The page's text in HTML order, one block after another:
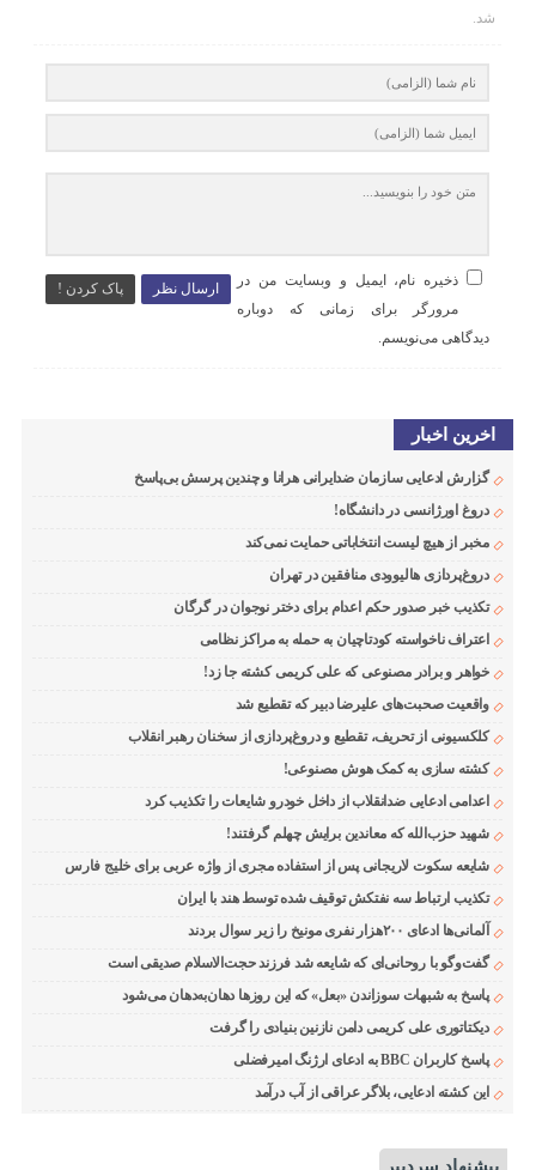
شد.
ارسال نظر پاک کردن !
ذخیره نام، ایمیل و وبسایت من در
مرورگر برای زمانی که دوباره
دیدگاهی می‌نویسم.
اخرین اخبار
گزارش ادعایی سازمان ضدایرانی هرانا و چندین پرسش بی‌پاسخ
دروغ اورژانسی در دانشگاه!
مخبر از هیچ لیست انتخاباتی حمایت نمی‌کند
دروغ‌پردازی هالیوودی منافقین در تهران
تکذیب خبر صدور حکم اعدام برای دختر نوجوان در گرگان
اعتراف ناخواسته کودتاچیان به حمله به مراکز نظامی
خواهر و برادر مصنوعی که علی کریمی کشته جا زد!
واقعیت صحبت‌های علیرضا دبیر که تقطیع شد
کلکسیونی از تحریف، تقطیع و دروغ‌پردازی از سخنان رهبر انقلاب
کشته سازی به کمک هوش مصنوعی!
اعدامی ادعایی ضدانقلاب از داخل خودرو شایعات را تکذیب کرد
شهید حزب‌الله که معاندین برایش چهلم گرفتند!
شایعه سکوت لاریجانی پس از استفاده مجری از واژه عربی برای خلیج فارس
تکذیب ارتباط سه نفتکش توقیف شده توسط هند با ایران
آلمانی‌ها ادعای ۲۰۰هزار نفری مونیخ را زیر سوال بردند
گفت‌وگو با روحانی‌ای که شایعه شد فرزند حجت‌الاسلام صدیقی است
پاسخ به شبهات سوزاندن «بعل» که این روزها دهان‌به‌دهان می‌شود
دیکتاتوری علی کریمی دامن نازنین بنیادی را گرفت
پاسخ کاربران BBC به ادعای ارژنگ امیرفضلی
این کشته ادعایی، بلاگر عراقی از آب درآمد